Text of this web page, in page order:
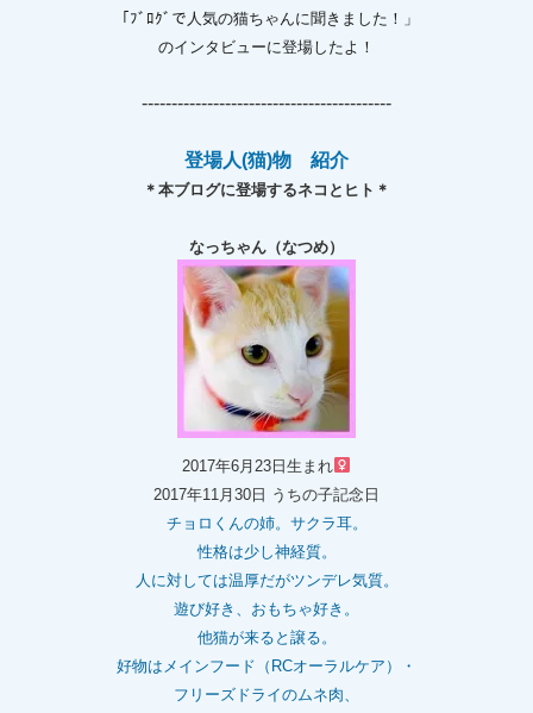
「ﾌﾞﾛｸﾞで人気の猫ちゃんに聞きました！」
のインタビューに登場したよ！
------------------------------------------
登場人(猫)物 紹介
＊本ブログに登場するネコとヒト＊
なっちゃん（なつめ）
2017年6月23日生まれ
2017年11月30日 うちの子記念日
チョロくんの姉。 サクラ耳。
性格は少し神経質。
人に対しては温厚だがツンデレ気質。
遊び好き、おもちゃ好き。
他猫が来ると譲る。
好物はメインフード（RCオーラルケア）・
フリーズドライのムネ肉、